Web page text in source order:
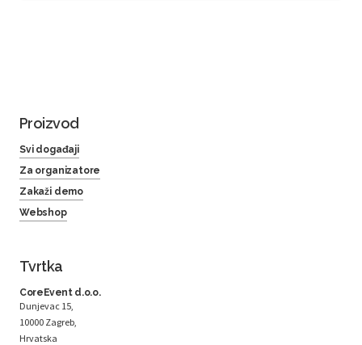
Proizvod
Svi događaji
Za organizatore
Zakaži demo
Webshop
Tvrtka
CoreEvent d.o.o.
Dunjevac 15,
10000 Zagreb,
Hrvatska